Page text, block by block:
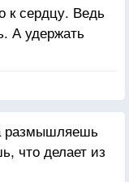
к сердцу. Ведь
А удержать
размышляешь
что делает из